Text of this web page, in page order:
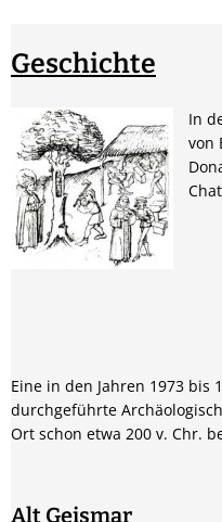
Geschichte
In
von
Eine in den Jahren 1973 bis
durchgeführte
Ort schon etwa 200 v. Chr.
Alt Geismar